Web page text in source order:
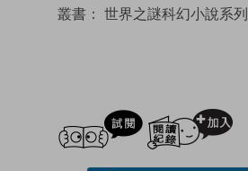
叢書： 世界之謎科幻小說系列
試閲